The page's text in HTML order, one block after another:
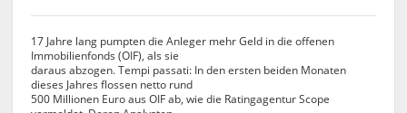
17 Jahre lang pumpten die Anleger mehr Geld in die offenen
Immobilienfonds (OIF), als sie
daraus abzogen. Tempi passati: In den ersten beiden Monaten
dieses Jahres flossen netto rund
500 Millionen Euro aus OIF ab, wie die Ratingagentur Scope